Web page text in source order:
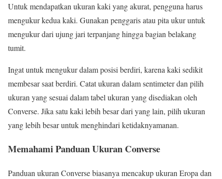
Untuk mendapatkan ukuran kaki yang akurat, pengguna harus
mengukur kedua kaki. Gunakan penggaris atau pita ukur untuk
mengukur dari ujung jari terpanjang hingga bagian belakang
tumit.
Ingat untuk mengukur dalam posisi berdiri, karena kaki sedikit
membesar saat berdiri. Catat ukuran dalam sentimeter dan pilih
ukuran yang sesuai dalam tabel ukuran yang disediakan oleh
Converse. Jika satu kaki lebih besar dari yang lain, pilih ukuran
yang lebih besar untuk menghindari ketidaknyamanan.
Memahami Panduan Ukuran Converse
Panduan ukuran Converse biasanya mencakup ukuran Eropa dan